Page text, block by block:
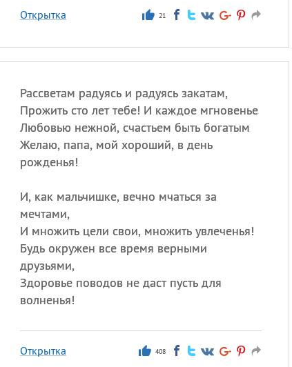
Открытка 21
Рассветам радуясь и радуясь закатам,
Прожить сто лет тебе! И каждое мгновенье
Любовью нежной, счастьем быть богатым
Желаю, папа, мой хороший, в день
рожденья!
И, как мальчишке, вечно мчаться за
мечтами,
И множить цели свои, множить увлеченья!
Будь окружен все время верными
друзьями,
Здоровье поводов не даст пусть для
волненья!
Открытка 408